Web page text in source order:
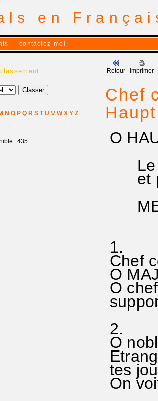
en
contactez-moi
:
N O P Q R S T U V W X Y Z
: 435
Retour Imprimer
Chef
O
Le
et
1.
Chef
O
O
2.
O
tes
On